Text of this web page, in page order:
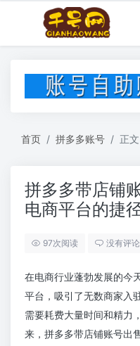
首页 拼多多账号 正文
拼多多带店铺
电商平台的捷
97次阅读 没有评论
在电商行业蓬勃发展的今
平台，吸引了无数商家入
需要耗费大量时间和精力
来，拼多多带店铺账号出